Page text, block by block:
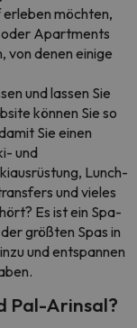
möchten,
oder Apartments
von denen einige
und lassen Sie
können Sie so
Sie einen
und
Lunch-
und vieles
Es ist ein Spa-
größten Spas in
und entspannen
Pal-Arinsal?